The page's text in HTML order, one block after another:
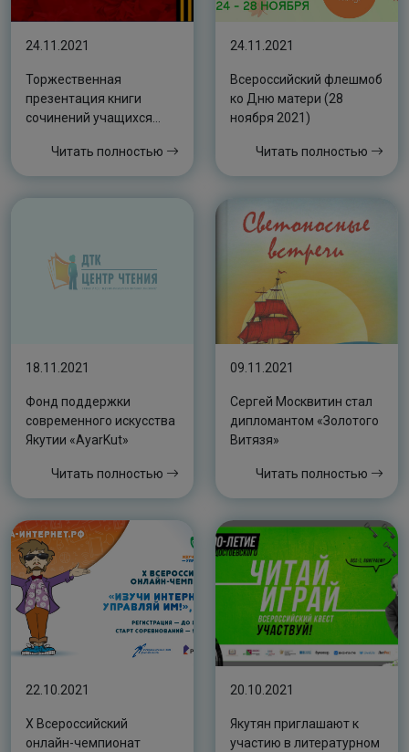
24.11.2021
Торжественная
презентация книги
сочинений учащихся
г.Якутска “Война в
истории моей семьи”.⠀
Читать полностью
24.11.2021
Всероссийский флешмоб
ко Дню матери (28
ноября 2021)
Читать полностью
18.11.2021
Фонд поддержки
современного искусства
Якутии «AyarKut»
Читать полностью
09.11.2021
Сергей Москвитин стал
дипломантом «Золотого
Витязя»
Читать полностью
22.10.2021
X Всероссийский
онлайн-чемпионат
20.10.2021
Якутян приглашают к
участию в литературном